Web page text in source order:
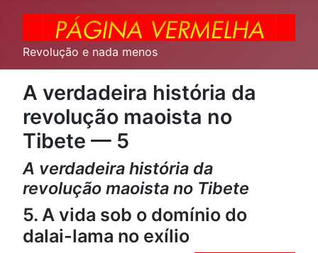
Revolução e nada menos
A verdadeira história da
revolução maoista no
Tibete — 5
A verdadeira história da
revolução maoista no Tibete
5. A vida sob o domínio do
dalai-lama no exílio